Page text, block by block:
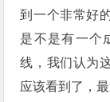
到一个非常好
是不是有一个
线，我们认为
应该看到了，